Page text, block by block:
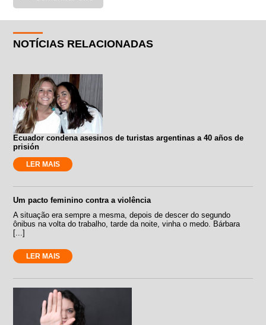
NOTÍCIAS RELACIONADAS
Ecuador condena asesinos de turistas argentinas a 40 años de
prisión
LER MAIS
Um pacto feminino contra a violência
A situação era sempre a mesma, depois de descer do segundo
ônibus na volta do trabalho, tarde da noite, vinha o medo. Bárbara
[...]
LER MAIS